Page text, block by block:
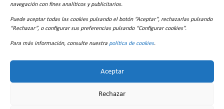
navegación con fines analíticos y publicitarios.
Puede aceptar todas las cookies pulsando el botón “Aceptar”, rechazarlas pulsando
“Rechazar”, o configurar sus preferencias pulsando “Configurar cookies”.
Para más información, consulte nuestra política de cookies.
Aceptar
Rechazar